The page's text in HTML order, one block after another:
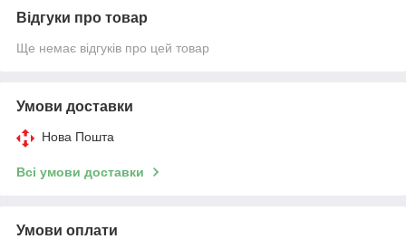
Відгуки про товар
Ще немає відгуків про цей товар
Умови доставки
Нова Пошта
Всі умови доставки
Умови оплати